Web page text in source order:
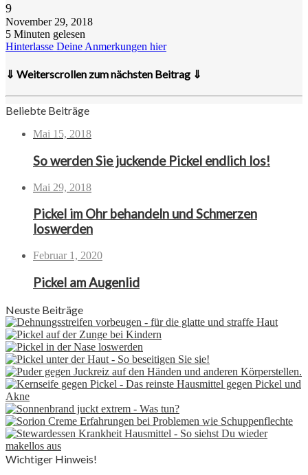
9
November 29, 2018
5 Minuten gelesen
Hinterlasse Deine Anmerkungen hier
⇓ Weiterscrollen zum nächsten Beitrag ⇓
Beliebte Beiträge
Mai 15, 2018
So werden Sie juckende Pickel endlich los!
Mai 29, 2018
Pickel im Ohr behandeln und Schmerzen
loswerden
Februar 1, 2020
Pickel am Augenlid
Neuste Beiträge
Wichtiger Hinweis!